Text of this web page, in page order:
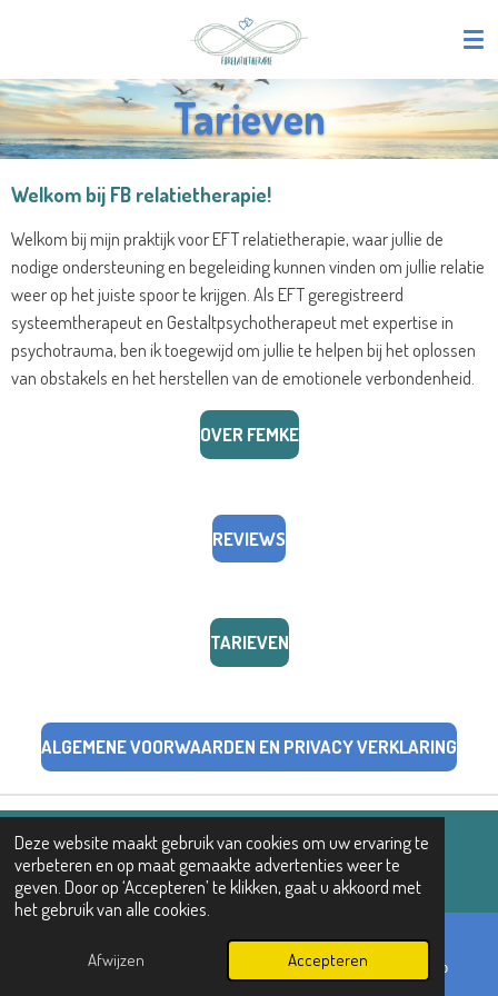
Deze website maakt gebruik van cookies om uw ervaring te
verbeteren en op maat gemaakte advertenties weer te
geven. Door op ‘Accepteren’ te klikken, gaat u akkoord met
het gebruik van alle cookies.
Afwijzen Accepteren
naar
de
hoofdinhoud
Tarieven
Welkom bij FB relatietherapie!
Welkom bij mijn praktijk voor EFT relatietherapie, waar jullie de
nodige ondersteuning en begeleiding kunnen vinden om jullie relatie
weer op het juiste spoor te krijgen. Als EFT geregistreerd
systeemtherapeut en Gestaltpsychotherapeut met expertise in
psychotrauma, ben ik toegewijd om jullie te helpen bij het oplossen
van obstakels en het herstellen van de emotionele verbondenheid.
OVER FEMKE
REVIEWS
TARIEVEN
ALGEMENE VOORWAARDEN EN PRIVACY VERKLARING
© 2025 femkeboomsmarelatietherapie
Powered by JouwWeb
E-mailadres Telefoonnummer WhatsApp